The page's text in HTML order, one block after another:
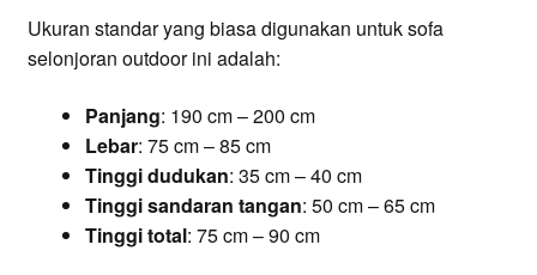
Ukuran standar yang biasa digunakan untuk sofa
selonjoran outdoor ini adalah:
Panjang: 190 cm – 200 cm
Lebar: 75 cm – 85 cm
Tinggi dudukan: 35 cm – 40 cm
Tinggi sandaran tangan: 50 cm – 65 cm
Tinggi total: 75 cm – 90 cm